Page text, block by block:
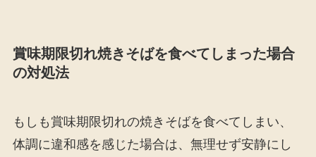
賞味期限切れ焼きそばを食べてしまった場合
の対処法
もしも賞味期限切れの焼きそばを食べてしまい、
体調に違和感を感じた場合は、無理せず安静にし